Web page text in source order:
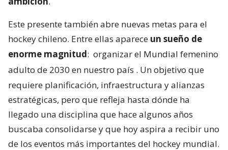
Este presente también abre nuevas metas para el
hockey chileno. Entre ellas aparece un sueño de
enorme magnitud: organizar el Mundial femenino
adulto de 2030 en nuestro país . Un objetivo que
requiere planificación, infraestructura y alianzas
estratégicas, pero que refleja hasta dónde ha
llegado una disciplina que hace algunos años
buscaba consolidarse y que hoy aspira a recibir uno
de los eventos más importantes del hockey mundial.